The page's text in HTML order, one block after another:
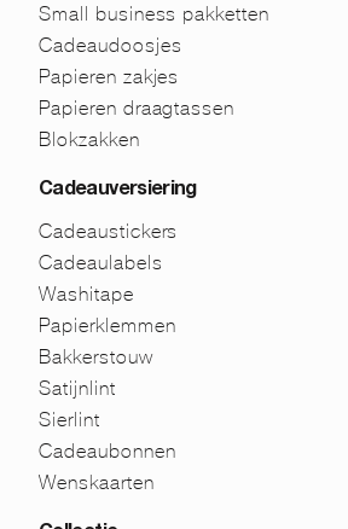
Small business pakketten
Cadeaudoosjes
Papieren zakjes
Papieren draagtassen
Blokzakken
Cadeauversiering
Cadeaustickers
Cadeaulabels
Washitape
Papierklemmen
Bakkerstouw
Satijnlint
Sierlint
Cadeaubonnen
Wenskaarten